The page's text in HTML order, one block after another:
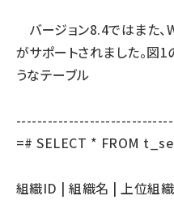
バージョン8.4ではまた
がサポートされました。図
うなテーブル
=# SELECT * FROM
組織ID | 組織名 | 上位組織